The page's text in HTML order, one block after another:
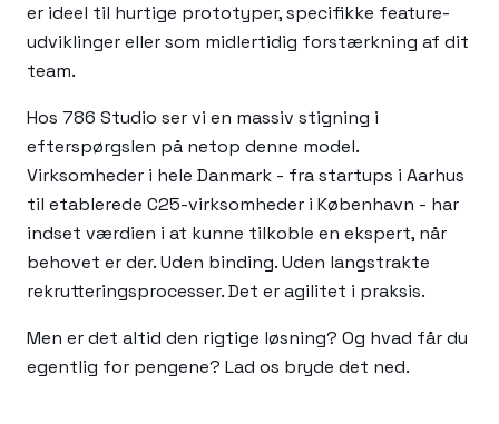
er ideel til hurtige prototyper, specifikke feature-
udviklinger eller som midlertidig forstærkning af dit
team.
Hos 786 Studio ser vi en massiv stigning i
efterspørgslen på netop denne model.
Virksomheder i hele Danmark - fra startups i Aarhus
til etablerede C25-virksomheder i København - har
indset værdien i at kunne tilkoble en ekspert, når
behovet er der. Uden binding. Uden langstrakte
rekrutteringsprocesser. Det er agilitet i praksis.
Men er det altid den rigtige løsning? Og hvad får du
egentlig for pengene? Lad os bryde det ned.